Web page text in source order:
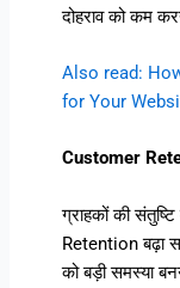
दोहराव को कम
Also read:
for Your
Customer
ग्राहकों की
Retention बढ़ा
को बड़ी समस्या